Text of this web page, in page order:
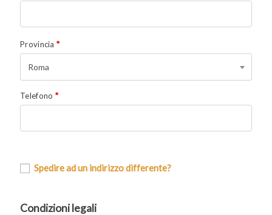
Provincia *
Roma
Telefono *
Spedire ad un indirizzo differente?
Condizioni legali